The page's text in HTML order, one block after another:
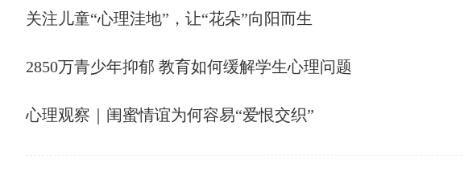
关注儿童“心理洼地”，让“花朵”向阳而生
2850万青少年抑郁 教育如何缓解学生心理问题
心理观察｜闺蜜情谊为何容易“爱恨交织”